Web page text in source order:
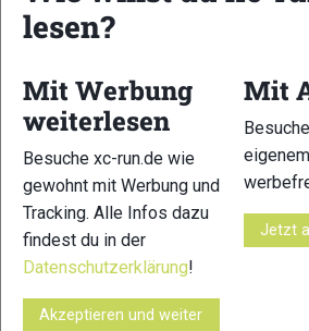
lesen?
Mit Werbung
weiterlesen
Besuche xc-run.de wie
gewohnt mit Werbung und
Tracking. Alle Infos dazu
findest du in der
Datenschutzerklärung!
Akzeptieren und weiter
Mit
Jetzt